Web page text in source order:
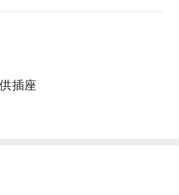
有多種舒適房型，寬敞明亮
繁忙的旅程中充分休息。無
度假，都能滿足您對休憩的
、歐法行旅休息方案立刻查
插座